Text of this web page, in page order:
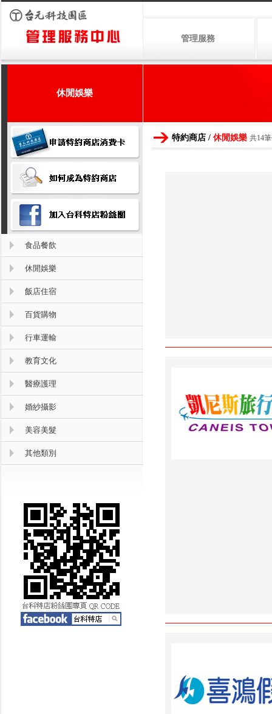
管理服務
休閒娛樂
食品餐飲
休閒娛樂
飯店住宿
百貨購物
行車運輸
教育文化
醫療護理
婚紗攝影
美容美髮
其他類別
特約商店 / 休閒娛樂 共14